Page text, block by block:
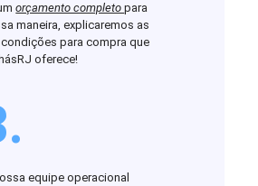
orçamento completopara
maneira, explicaremos as
para compra que
oferece!
equipe operacional